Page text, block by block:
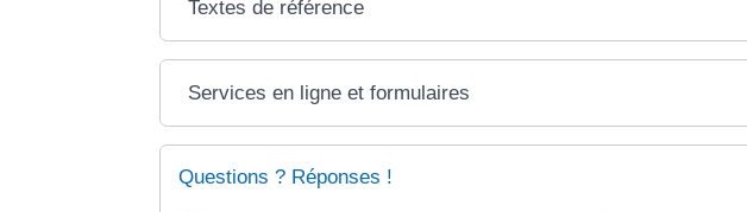
Textes de référence
Services en ligne et formulaires
Questions ? Réponses !